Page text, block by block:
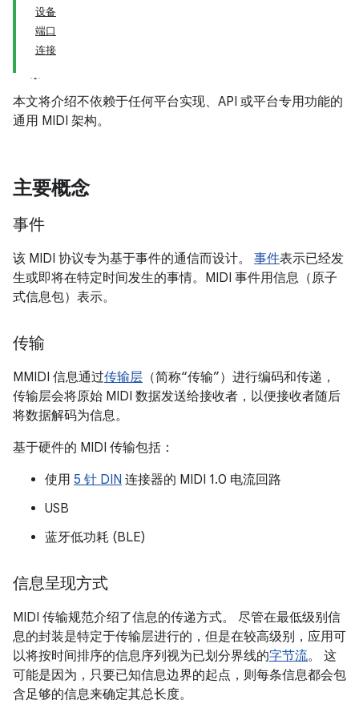
设备
端口
连接
本文将介绍不依赖于任何平台实现、API 或平台专用功能的
通用 MIDI 架构。
主要概念
事件
该 MIDI 协议专为基于事件的通信而设计。 事件表示已经发
生或即将在特定时间发生的事情。MIDI 事件用信息（原子
式信息包）表示。
传输
MMIDI 信息通过传输层 （简称“传输”）进行编码和传递，
传输层会将原始 MIDI 数据发送给接收者，以便接收者随后
将数据解码为信息。
基于硬件的 MIDI 传输包括：
使用 5 针 DIN 连接器的 MIDI 1.0 电流回路
USB
蓝牙低功耗 (BLE)
信息呈现方式
MIDI 传输规范介绍了信息的传递方式。 尽管在最低级别信
息的封装是特定于传输层进行的，但是在较高级别，应用可
以将按时间排序的信息序列视为已划分界线的字节流。 这
可能是因为，只要已知信息边界的起点，则每条信息都会包
含足够的信息来确定其总长度。